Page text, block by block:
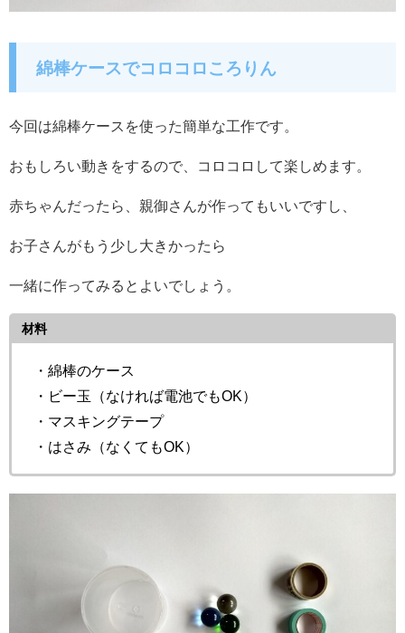
綿棒ケースでコロコロころりん
今回は綿棒ケースを使った簡単な工作です。
おもしろい動きをするので、コロコロして楽しめます。
赤ちゃんだったら、親御さんが作ってもいいですし、
お子さんがもう少し大きかったら
一緒に作ってみるとよいでしょう。
材料
・綿棒のケース
・ビー玉（なければ電池でもOK）
・マスキングテープ
・はさみ（なくてもOK）